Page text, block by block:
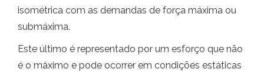
isométrica com as demandas de força máxima ou
submáxima.
Este último é representado por um esforço que não
é o máximo e pode ocorrer em condições estáticas